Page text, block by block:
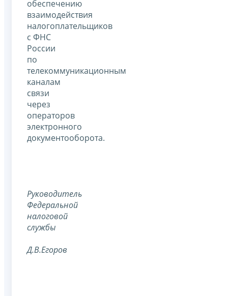
обеспечению
взаимодействия
налогоплательщиков
с ФНС
России
по
телекоммуникационным
каналам
связи
через
операторов
электронного
документооборота.
Руководитель
Федеральной
налоговой
службы
Д.В.Егоров